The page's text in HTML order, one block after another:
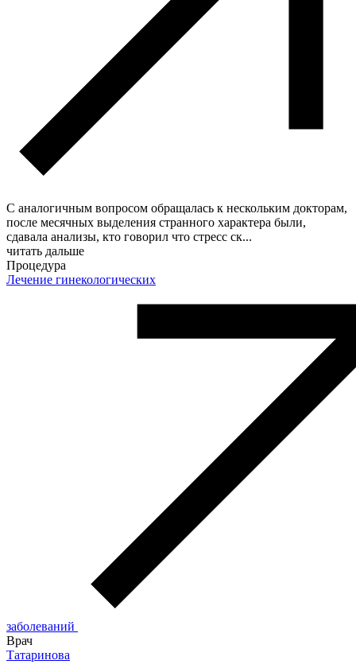
С аналогичным вопросом обращалась к нескольким докторам,
после месячных выделения странного характера были,
сдавала анализы, кто говорил что стресс ск...
читать дальше
Процедура
Лечение гинекологических
заболеваний
Врач
Татаринова